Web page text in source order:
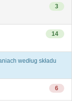
3
14
według składu
6